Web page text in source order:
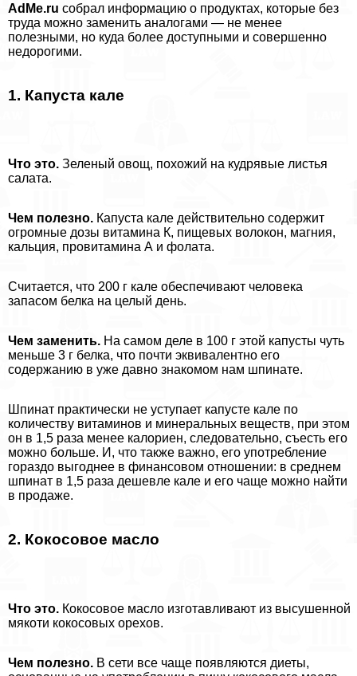
AdMe.ru собрал информацию о продуктах, которые без
труда можно заменить аналогами — не менее
полезными, но куда более доступными и совершенно
недорогими.
1. Капуста кале
Что это. Зеленый овощ, похожий на кудрявые листья
салата.
Чем полезно. Капуста кале действительно содержит
огромные дозы витамина К, пищевых волокон, магния,
кальция, провитамина А и фолата.
Считается, что 200 г кале обеспечивают человека
запасом белка на целый день.
Чем заменить. На самом деле в 100 г этой капусты чуть
меньше 3 г белка, что почти эквивалентно его
содержанию в уже давно знакомом нам шпинате.
Шпинат пpaктически не уступает капусте кале по
количеству витаминов и минеральных веществ, при этом
он в 1,5 раза менее калориен, следовательно, съесть его
можно больше. И, что также важно, его употрeбление
гораздо выгоднее в финансовом отношении: в среднем
шпинат в 1,5 раза дешевле кале и его чаще можно найти
в продаже.
2. Кокосовое масло
Что это. Кокосовое масло изготавливают из высушенной
мякоти кокосовых орехов.
Чем полезно. В сети все чаще появляются диеты,